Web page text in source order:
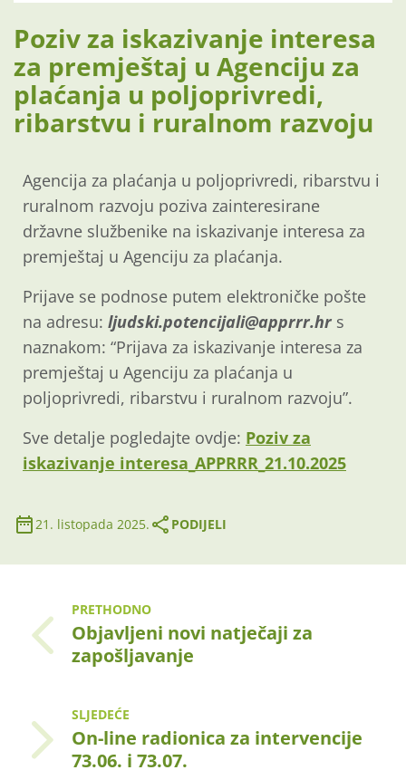
Poziv za iskazivanje interesa
za premještaj u Agenciju za
plaćanja u poljoprivredi,
ribarstvu i ruralnom razvoju
Agencija za plaćanja u poljoprivredi, ribarstvu i
ruralnom razvoju poziva zainteresirane
državne službenike na iskazivanje interesa za
premještaj u Agenciju za plaćanja.
Prijave se podnose putem elektroničke pošte
na adresu: ljudski.potencijali@apprrr.hr s
naznakom: “Prijava za iskazivanje interesa za
premještaj u Agenciju za plaćanja u
poljoprivredi, ribarstvu i ruralnom razvoju”.
Sve detalje pogledajte ovdje: Poziv za
iskazivanje interesa_APPRRR_21.10.2025
21. listopada 2025. PODIJELI
PRETHODNO
Objavljeni novi natječaji za
zapošljavanje
SLJEDEĆE
On-line radionica za intervencije
73.06. i 73.07.